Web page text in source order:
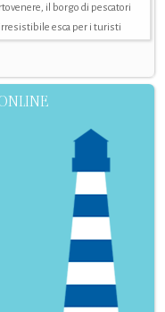
il borgo di pescatori
irresistibile esca per i turisti